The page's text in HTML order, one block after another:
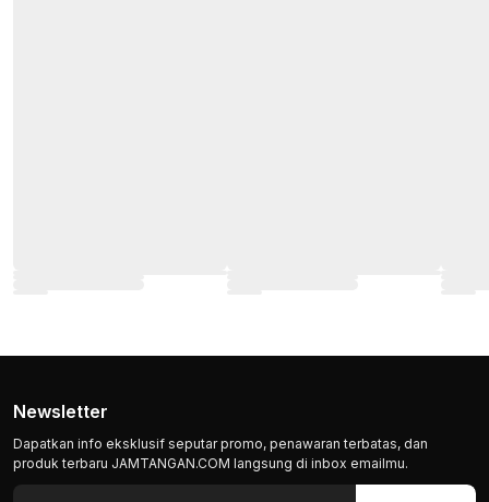
Newsletter
Dapatkan info eksklusif seputar promo, penawaran terbatas, dan
produk terbaru JAMTANGAN.COM langsung di inbox emailmu.